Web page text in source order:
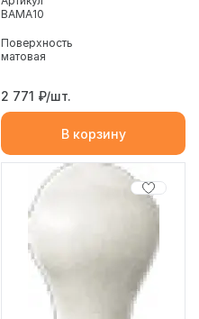
BAMA10
Поверхность
матовая
2 771 ₽/шт.
В корзину